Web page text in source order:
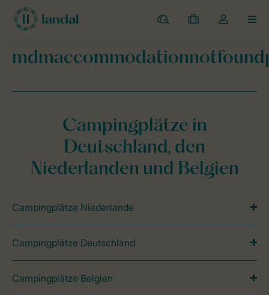
Campingplätze
Meine
Dropdown-
meines
Kontos
Landal Camping mdmaccommodationnotfoundpage
Campingplätze in
Deutschland, den
Niederlanden und Belgien
Campingplätze Niederlande
Campingplätze Deutschland
Campingplätze Belgien